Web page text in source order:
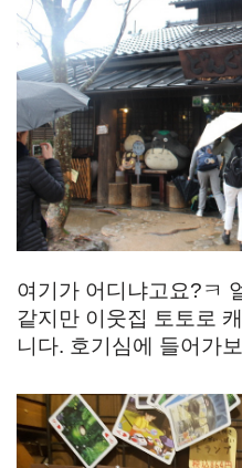
여기가 어디냐고요?ㅋ
같지만 이웃집 토토로
니다. 호기심에 들어가